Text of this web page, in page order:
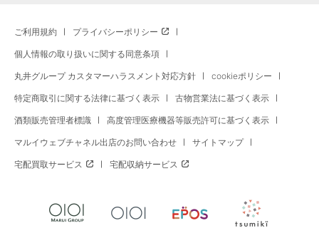
ご利用規約 プライバシーポリシー
個人情報の取り扱いに関する同意条項
丸井グループ カスタマーハラスメント対応方針 cookieポリシー
特定商取引に関する法律に基づく表示 古物営業法に基づく表示
酒類販売管理者標識 高度管理医療機器等販売許可に基づく表示
マルイウェブチャネル出店のお問い合わせ サイトマップ
宅配買取サービス 宅配収納サービス